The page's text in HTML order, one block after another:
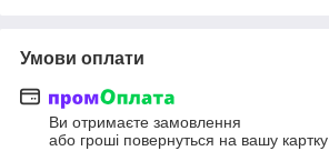
Умови оплати
Ви отримаєте замовлення
або гроші повернуться на вашу картку